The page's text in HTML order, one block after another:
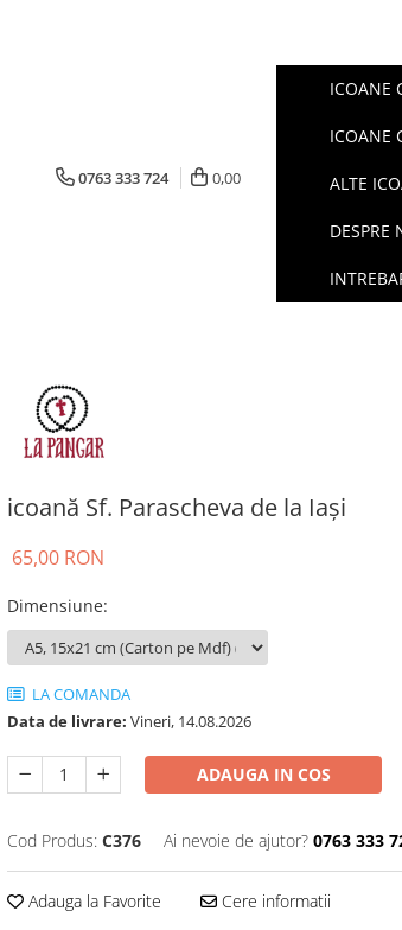
0763 333 724 0,00
ICOANE
ICOANE
ALTE
DESPRE
icoană Sf. Parascheva de la Iași
65,00 RON
Dimensiune:
LA COMANDA
Data de livrare: Vineri, 14.08.2026
ADAUGA IN COS
Cod Produs: C376 Ai nevoie de ajutor? 0763 333
Adauga la Favorite Cere informatii